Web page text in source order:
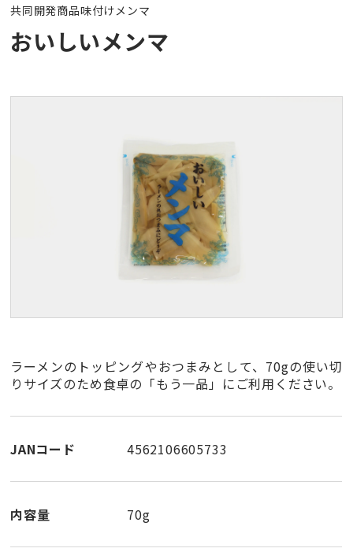
共同開発商品味付けメンマ
おいしいメンマ
ラーメンのトッピングやおつまみとして、70gの使い切
りサイズのため食卓の「もう一品」にご利用ください。
JANコード 4562106605733
内容量 70g